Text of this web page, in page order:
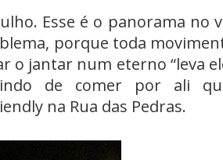
Esse é o panorama no
porque toda
o jantar num eterno “leva
de comer por ali
na Rua das Pedras.